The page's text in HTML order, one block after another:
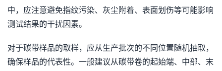
中，应注意避免指纹污染、灰尘附着、表面划伤等可能影响
测试结果的干扰因素。
对于碳带样品的取样，应从生产批次的不同位置随机抽取，
确保样品的代表性。一般建议从碳带卷的起始端、中部、末